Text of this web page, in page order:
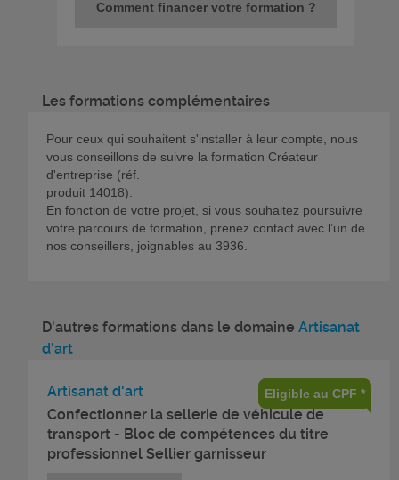
Comment financer votre formation ?
Les formations complémentaires
Pour ceux qui souhaitent s'installer à leur compte, nous
vous conseillons de suivre la formation Créateur
d'entreprise (réf.
produit 14018).
En fonction de votre projet, si vous souhaitez poursuivre
votre parcours de formation, prenez contact avec l’un de
nos conseillers, joignables au 3936.
D'autres formations dans le domaine Artisanat
d'art
Artisanat d'art
Confectionner la sellerie de véhicule de
transport - Bloc de compétences du titre
professionnel Sellier garnisseur
Eligible au CPF *